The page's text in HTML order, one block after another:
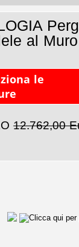
al Muro
le
12.762,00